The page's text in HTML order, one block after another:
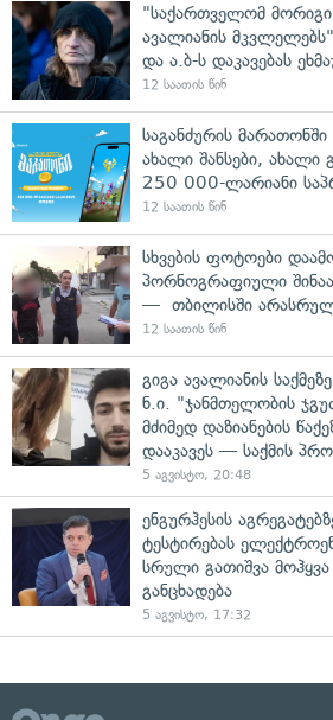
"საქართველომ
ავალიანის
და ა.ბ-ს დაკავებას
12 საათის წინ
საგანძურის
ახალი შანსები, ახალი
250 000-ლარიანი
12 საათის წინ
სხვების ფოტოები
პორნოგრაფიული
— თბილისში
12 საათის წინ
გიგა ავალიანის
ნ.ი. "ჯანმთელობის
მძიმედ დაზიანების
დააკავეს — საქმის
5 აგვისტო, 20:48
ენგურჰესის
ტესტირებას
სრული გათიშვა
განცხადება
5 აგვისტო, 17:32